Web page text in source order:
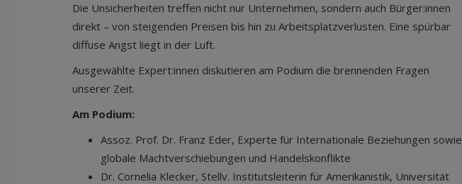
Die Unsicherheiten treffen nicht nur Unternehmen, sondern auch Bürger:innen
direkt – von steigenden Preisen bis hin zu Arbeitsplatzverlusten. Eine spürbar
diffuse Angst liegt in der Luft.
Ausgewählte Expert:innen diskutieren am Podium die brennenden Fragen
unserer Zeit.
Am Podium:
Assoz. Prof. Dr. Franz Eder, Experte für Internationale Beziehungen sowie
globale Machtverschiebungen und Handelskonflikte
Dr. Cornelia Klecker, Stellv. Institutsleiterin für Amerikanistik, Universität